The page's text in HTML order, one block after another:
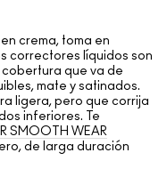
crema, toma en
correctores líquidos son
que va de
mate y satinados.
ligera, pero que corrija
inferiores. Te
SMOOTH WEAR
de larga duración